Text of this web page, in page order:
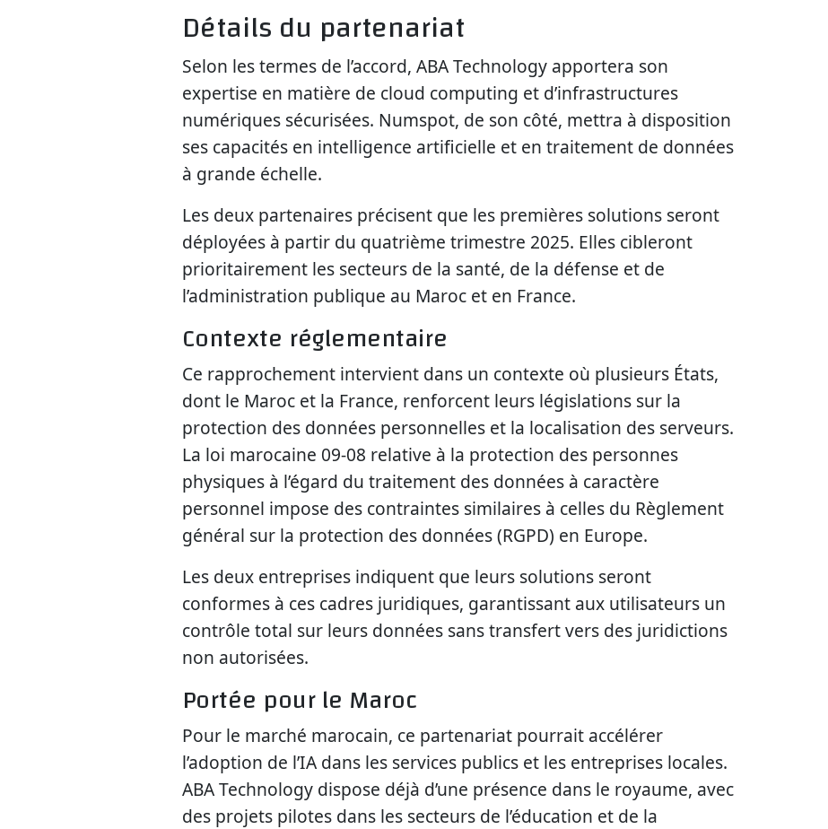
Détails du partenariat
Selon les termes de l’accord, ABA Technology apportera son
expertise en matière de cloud computing et d’infrastructures
numériques sécurisées. Numspot, de son côté, mettra à disposition
ses capacités en intelligence artificielle et en traitement de données
à grande échelle.
Les deux partenaires précisent que les premières solutions seront
déployées à partir du quatrième trimestre 2025. Elles cibleront
prioritairement les secteurs de la santé, de la défense et de
l’administration publique au Maroc et en France.
Contexte réglementaire
Ce rapprochement intervient dans un contexte où plusieurs États,
dont le Maroc et la France, renforcent leurs législations sur la
protection des données personnelles et la localisation des serveurs.
La loi marocaine 09-08 relative à la protection des personnes
physiques à l’égard du traitement des données à caractère
personnel impose des contraintes similaires à celles du Règlement
général sur la protection des données (RGPD) en Europe.
Les deux entreprises indiquent que leurs solutions seront
conformes à ces cadres juridiques, garantissant aux utilisateurs un
contrôle total sur leurs données sans transfert vers des juridictions
non autorisées.
Portée pour le Maroc
Pour le marché marocain, ce partenariat pourrait accélérer
l’adoption de l’IA dans les services publics et les entreprises locales.
ABA Technology dispose déjà d’une présence dans le royaume, avec
des projets pilotes dans les secteurs de l’éducation et de la